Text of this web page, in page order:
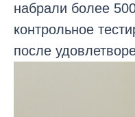
набрали более
контрольное
после